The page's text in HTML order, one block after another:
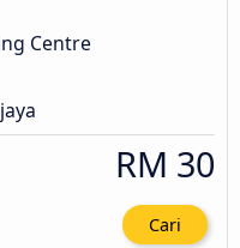
Centre
RM 30
Cari